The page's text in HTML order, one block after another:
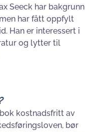
Seeck har bakgrunn
har fått oppfylt
Han er interessert i
og lytter til
kostnadsfritt av
bør